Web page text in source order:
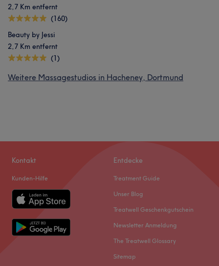
2,7 Km entfernt
(160)
Beauty by Jessi
2,7 Km entfernt
(1)
Weitere Massagestudios in Hacheney, Dortmund
Kontakt
Kunden-Hilfe
Entdecke
Treatment Guide
Unser Blog
Treatwell Geschenkgutschein
Newsletter Anmeldung
The Treatwell Glossary
Sitemap